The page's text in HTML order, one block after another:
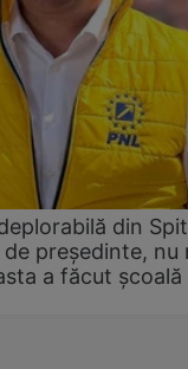
din
președinte, nu
a făcut școală